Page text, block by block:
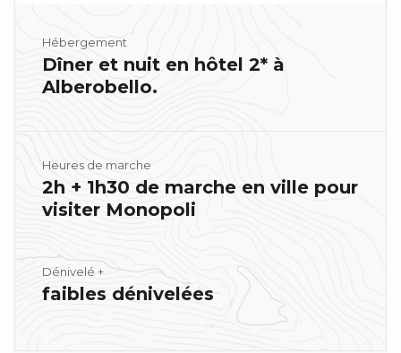
Hébergement
Dîner et nuit en hôtel 2* à
Alberobello.
Heures de marche
2h + 1h30 de marche en ville pour
visiter Monopoli
Dénivelé +
faibles dénivelées